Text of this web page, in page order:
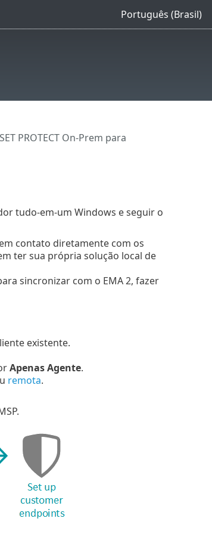
Português (Brasil)
PROTECT On-Prem para
tudo-em-um Windows e seguir o
contato diretamente com os
ter sua própria solução local de
sincronizar com o EMA 2, fazer
existente.
Apenas Agente.
remota.